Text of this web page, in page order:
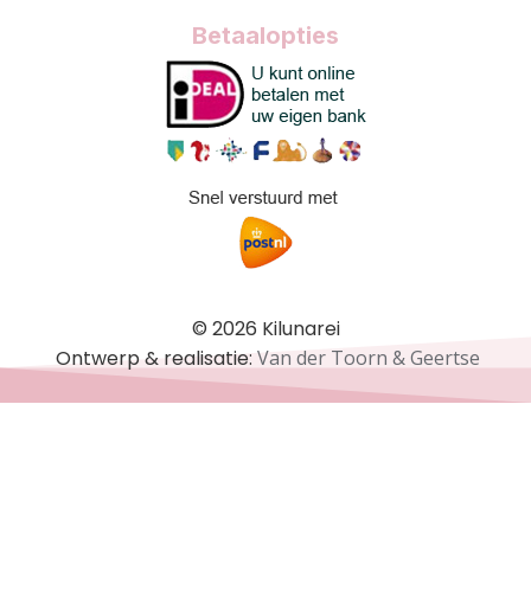
Betaalopties
© 2026 Kilunarei
Ontwerp & realisatie:Van der Toorn & Geertse